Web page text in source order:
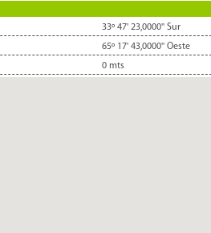
33º 47' 23,0000'' Sur
65º 17' 43,0000'' Oeste
0 mts